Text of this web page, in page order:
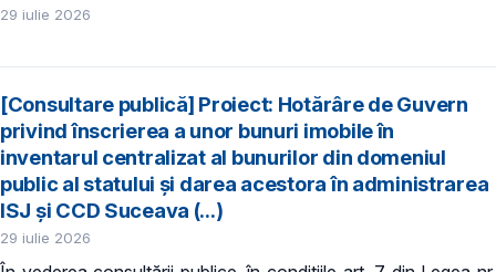
29 iulie 2026
[Consultare publică] Proiect: Hotărâre de Guvern
privind înscrierea a unor bunuri imobile în
inventarul centralizat al bunurilor din domeniul
public al statului și darea acestora în administrarea
ISJ și CCD Suceava (...)
29 iulie 2026